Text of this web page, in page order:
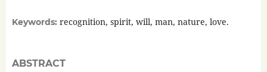
Keywords: recognition, spirit, will, man, nature, love.
ABSTRACT